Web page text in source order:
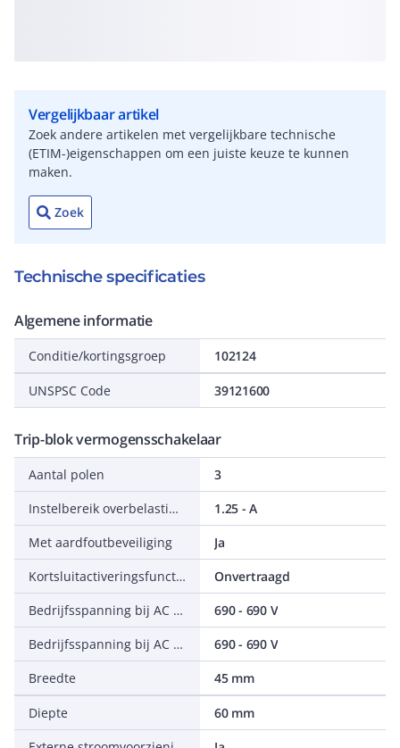
Vergelijkbaar artikel
Zoek andere artikelen met vergelijkbare technische
(ETIM-)eigenschappen om een juiste keuze te kunnen
maken.
Zoek
Technische specificaties
Algemene informatie
Conditie/kortingsgroep 102124
UNSPSC Code 39121600
Trip-blok vermogensschakelaar
Aantal polen
3
Instelbereik overbelastingsbeveiliging
1.25 - A
Met aardfoutbeveiliging
Ja
Kortsluitactiveringsfunctie
Onvertraagd
Bedrijfsspanning bij AC 50 Hz
690 - 690 V
Bedrijfsspanning bij AC 60 Hz
690 - 690 V
Breedte
45 mm
Diepte
60 mm